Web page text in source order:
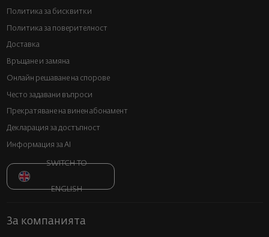
Политика за бисквитки
Политика за поверителност
Доставка
Връщане и замяна
Онлайн решаване на спорове
Често задавани въпроси
Прекратяване на винен абонамент
Декларация за достъпност
Информация за AI
SWITCH TO
ENGLISH
За компанията